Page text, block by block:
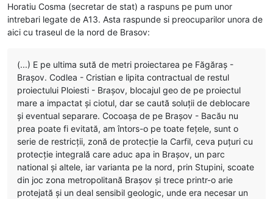
Horatiu Cosma (secretar de stat) a raspuns pe pum unor
intrebari legate de A13. Asta raspunde si preocuparilor unora de
aici cu traseul de la nord de Brasov:
(...) E pe ultima sută de metri proiectarea pe Făgăraș -
Brașov. Codlea - Cristian e lipita contractual de restul
proiectului Ploiesti - Brașov, blocajul geo de pe proiectul
mare a impactat și ciotul, dar se caută soluții de deblocare
și eventual separare. Cocoașa de pe Brașov - Bacău nu
prea poate fi evitată, am întors-o pe toate fețele, sunt o
serie de restricții, zonă de protecție la Carfil, ceva puțuri cu
protecție integrală care aduc apa in Brașov, un parc
national și altele, iar varianta pe la nord, prin Stupini, scoate
din joc zona metropolitană Brașov și trece printr-o arie
protejată și un deal sensibil geologic, unde era necesar un